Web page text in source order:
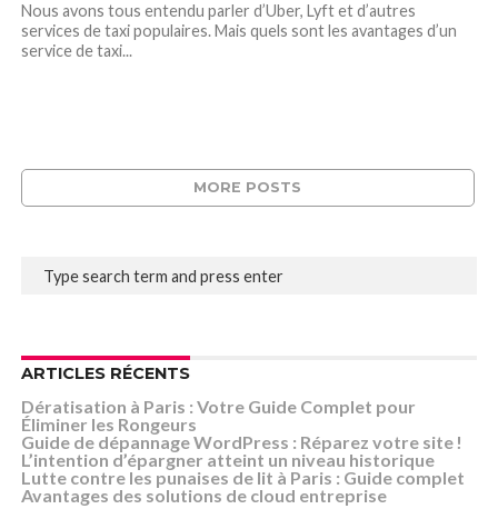
Nous avons tous entendu parler d’Uber, Lyft et d’autres
services de taxi populaires. Mais quels sont les avantages d’un
service de taxi...
MORE POSTS
ARTICLES RÉCENTS
Dératisation à Paris : Votre Guide Complet pour
Éliminer les Rongeurs
Guide de dépannage WordPress : Réparez votre site !
L’intention d’épargner atteint un niveau historique
Lutte contre les punaises de lit à Paris : Guide complet
Avantages des solutions de cloud entreprise